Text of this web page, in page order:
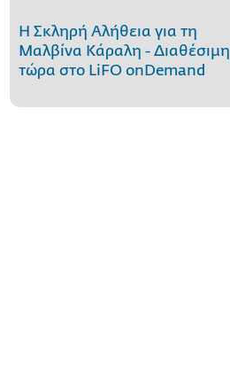
Η Σκληρή Αλήθεια για τη
Μαλβίνα Κάραλη - Διαθέσιμη
τώρα στo LiFO onDemand